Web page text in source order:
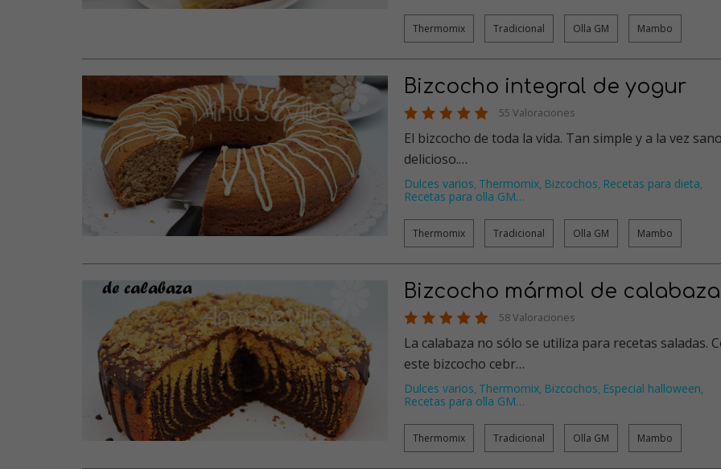
Thermomix Tradicional Olla GM Mambo
Bizcocho integral de yogur
55 Valoraciones
El bizcocho de toda la vida. Tan simple y a la vez
delicioso.…
Dulces varios, Thermomix, Bizcochos, Recetas para dieta,
Recetas para olla GM…
Thermomix Tradicional Olla GM Mambo
Bizcocho mármol de calabaza
58 Valoraciones
La calabaza no sólo se utiliza para recetas saladas.
este bizcocho cebr…
Dulces varios, Thermomix, Bizcochos, Especial halloween,
Recetas para olla GM…
Thermomix Tradicional Olla GM Mambo